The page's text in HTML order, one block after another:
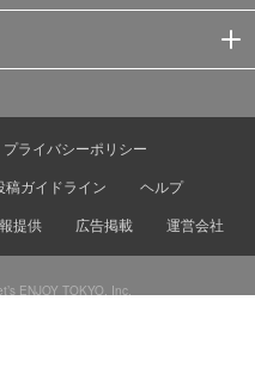
プライバシーポリシー
稿ガイドライン
ヘルプ
提供 広告掲載 運営会社
ENJOY TOKYO, Inc.